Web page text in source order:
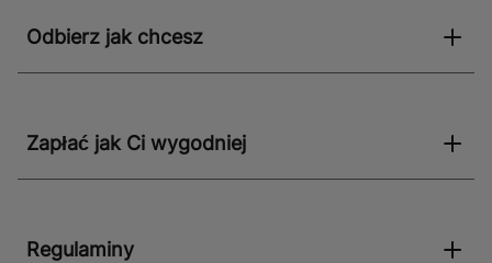
Odbierz jak chcesz
Zapłać jak Ci wygodniej
Regulaminy